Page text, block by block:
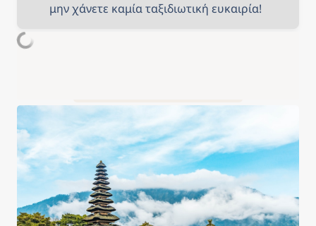
μην χάνετε καμία ταξιδιωτική ευκαιρία!